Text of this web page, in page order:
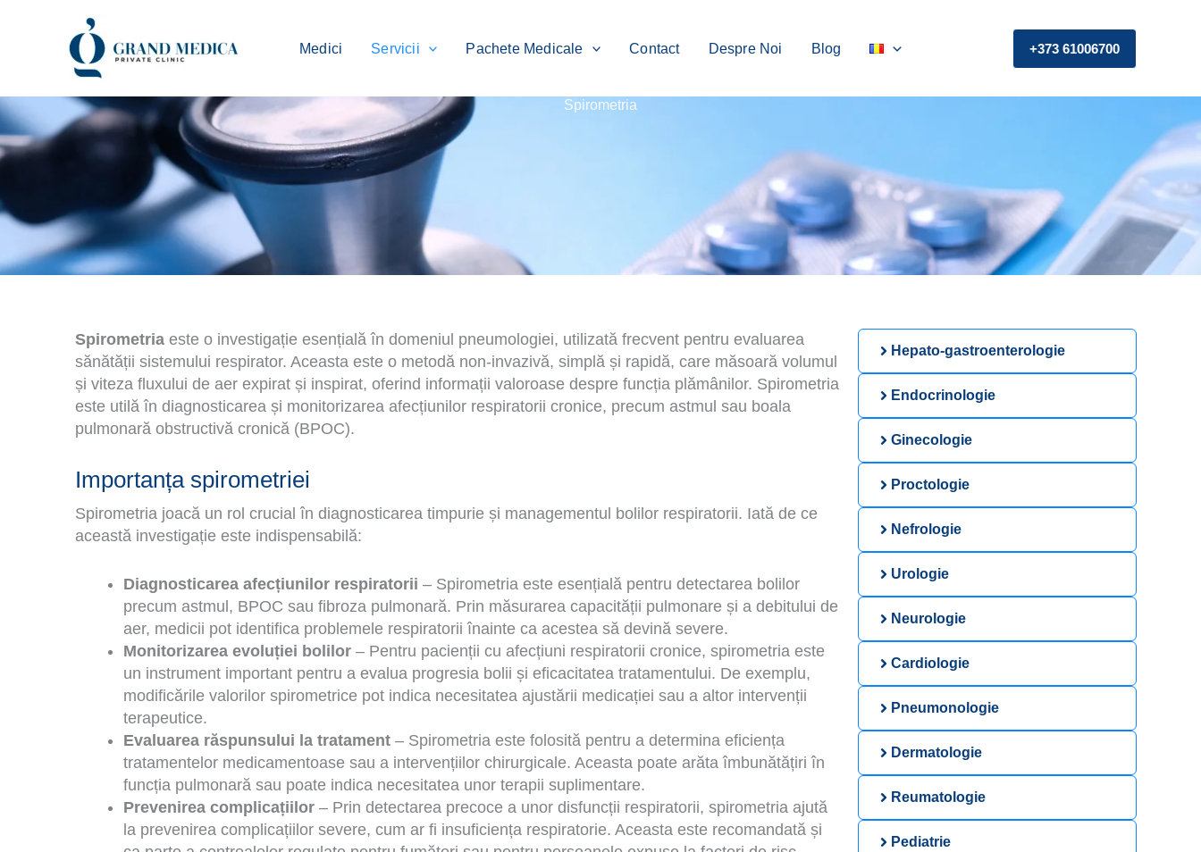
Medici Servicii Pachete Medicale Contact Despre Noi Blog +373 61006700
Spirometria
Hepato-gastroenterologie
Endocrinologie
Ginecologie
Proctologie
Nefrologie
Urologie
Neurologie
Cardiologie
Pneumonologie
Dermatologie
Reumatologie
Pediatrie
Spirometria este o investigație esențială în domeniul pneumologiei, utilizată frecvent pentru evaluarea
sănătății sistemului respirator. Aceasta este o metodă non-invazivă, simplă și rapidă, care măsoară volumul
și viteza fluxului de aer expirat și inspirat, oferind informații valoroase despre funcția plămânilor. Spirometria
este utilă în diagnosticarea și monitorizarea afecțiunilor respiratorii cronice, precum astmul sau boala
pulmonară obstructivă cronică (BPOC).
Importanța spirometriei
Spirometria joacă un rol crucial în diagnosticarea timpurie și managementul bolilor respiratorii. Iată de ce
această investigație este indispensabilă:
Diagnosticarea afecțiunilor respiratorii – Spirometria este esențială pentru detectarea bolilor
precum astmul, BPOC sau fibroza pulmonară. Prin măsurarea capacității pulmonare și a debitului de
aer, medicii pot identifica problemele respiratorii înainte ca acestea să devină severe.
Monitorizarea evoluției bolilor – Pentru pacienții cu afecțiuni respiratorii cronice, spirometria este
un instrument important pentru a evalua progresia bolii și eficacitatea tratamentului. De exemplu,
modificările valorilor spirometrice pot indica necesitatea ajustării medicației sau a altor intervenții
terapeutice.
Evaluarea răspunsului la tratament – Spirometria este folosită pentru a determina eficiența
tratamentelor medicamentoase sau a intervențiilor chirurgicale. Aceasta poate arăta îmbunătățiri în
funcția pulmonară sau poate indica necesitatea unor terapii suplimentare.
Prevenirea complicațiilor – Prin detectarea precoce a unor disfuncții respiratorii, spirometria ajută
la prevenirea complicațiilor severe, cum ar fi insuficiența respiratorie. Aceasta este recomandată și